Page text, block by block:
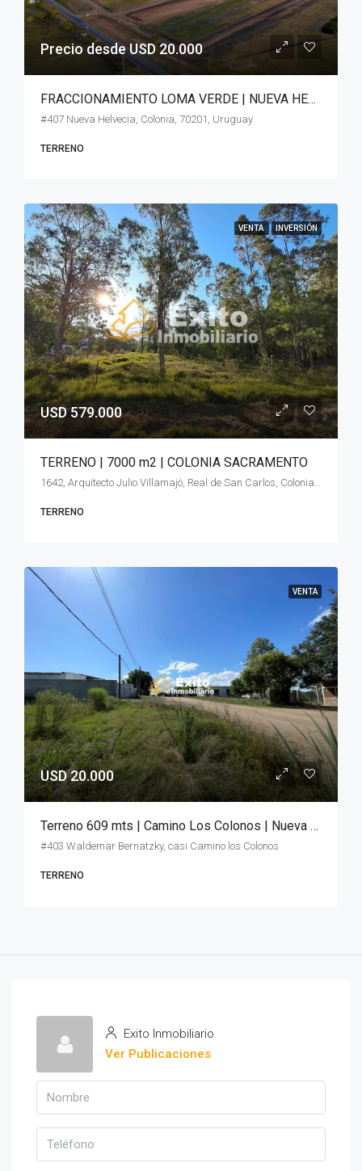
Precio desde USD 20.000
FRACCIONAMIENTO LOMA VERDE | NUEVA HELVECIA
#407 Nueva Helvecia, Colonia, 70201, Uruguay
TERRENO
VENTA INVERSIÓN
USD 579.000
TERRENO | 7000 m2 | COLONIA SACRAMENTO
1642, Arquitecto Julio Villamajó, Real de San Carlos, Colonia del Sacramento, Colonia, 70000, Uruguay
TERRENO
VENTA
USD 20.000
Terreno 609 mts | Camino Los Colonos | Nueva Helvecia
#403 Waldemar Bernatzky, casi Camino los Colonos
TERRENO
Exito Inmobiliario
Ver Publicaciones